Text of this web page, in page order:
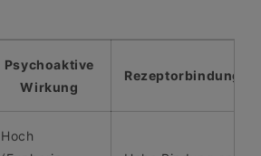
Psychoaktive
Wirkung
Rezeptorbindung
Hoch